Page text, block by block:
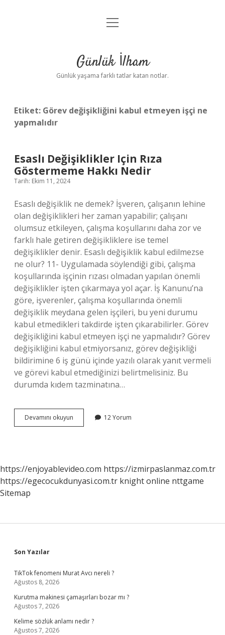
Anasayfa
Yasal Uyarı
menüyü
Günlük İlham
Günlük yaşama farklı tatlar katan notlar.
Etiket: Görev değişikliğini kabul etmeyen işçi ne
yapmalıdır
Esaslı Değişiklikler Için Rıza
Göstermeme Hakkı Nedir
Tarih: Ekim 11, 2024
Esaslı değişiklik ne demek? İşveren, çalışanın lehine
olan değişiklikleri her zaman yapabilir; çalışanı
olumsuz etkileyen, çalışma koşullarını daha zor ve
farklı hale getiren değişikliklere ise temel
değişiklikler denir. Esaslı değişiklik kabul edilmezse
ne olur? 11- Uygulamada söylendiği gibi, çalışma
koşullarında işçinin rızası olmadan yapılan önemli
değişiklikler işten çıkarmaya yol açar. İş Kanunu’na
göre, işverenler, çalışma koşullarında önemli
değişiklik meydana gelen işçileri, bu yeni durumu
kabul etmedikleri takdirde işten çıkarabilirler. Görev
değişikliğini kabul etmeyen işçi ne yapmalıdır? Görev
değişikliğini kabul etmiyorsanız, görev değişikliği
bildirimine 6 iş günü içinde yazılı olarak yanıt vermeli
ve görevi kabul etmediğinizi belirtmelisiniz. Bu
durumda kıdem tazminatına…
Devamını okuyun
Değişiklikler
Nedir
12 Yorum
https://enjoyablevideo.com https://izmirpaslanmaz.com.tr
https://egecocukdunyasi.com.tr knight online nttgame
Sitemap
Sidebar
Son Yazılar
TikTok fenomeni Murat Avcı nereli ?
Ağustos 8, 2026
Kurutma makinesi çamaşırları bozar mı ?
Ağustos 7, 2026
Kelime sözlük anlamı nedir ?
Ağustos 7, 2026